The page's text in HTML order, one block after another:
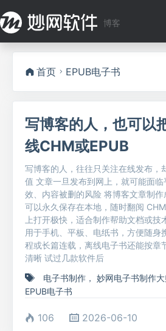
博客
首页 EPUB电子书
写博客的人，也可以
线CHM或EPUB
写博客的人，往往只关注在线发布，
值 文章一旦发布到网上，就可能面
效、内容被删的风险 将博客文章制作
可以永久保存在本地，随时翻阅
上打开极快，适合制作帮助文档或技
用于手机、平板、电纸书，方便随身
程或长篇连载，离线电子书还能按章
清晰 试过几款软件后
电子书制作 ， 妙网电子书制作
EPUB电子书
106 2026-06-10